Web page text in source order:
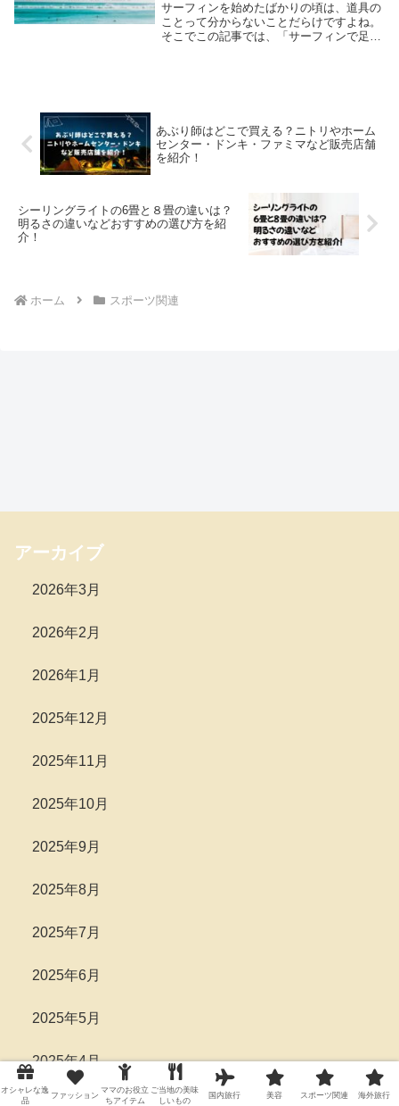
サーフィンを始めたばかりの頃は、道具の
ことって分からないことだらけですよね。
そこでこの記事では、「サーフィンで足に
あぶり師はどこで買える？ニトリやホーム
センター・ドンキ・ファミマなど販売店舗
を紹介！
シーリングライトの6畳と８畳の違いは？
明るさの違いなどおすすめの選び方を紹
介！
ホーム スポーツ関連
アーカイブ
2026年3月
2026年2月
2026年1月
2025年12月
2025年11月
2025年10月
2025年9月
2025年8月
2025年7月
2025年6月
2025年5月
2025年4月
オシャレな逸
品
ファッション
ママのお役立
ちアイテム
ご当地の美味
しいもの
国内旅行 美容 スポーツ関連 海外旅行